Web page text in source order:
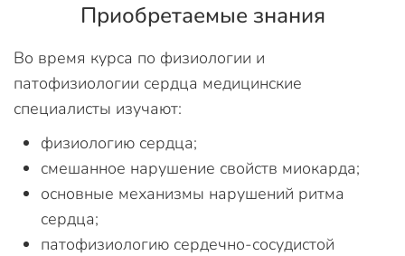
Приобретаемые знания
Во время курса по физиологии и
патофизиологии сердца медицинские
специалисты изучают:
физиологию сердца;
смешанное нарушение свойств миокарда;
основные механизмы нарушений ритма
сердца;
патофизиологию сердечно-сосудистой